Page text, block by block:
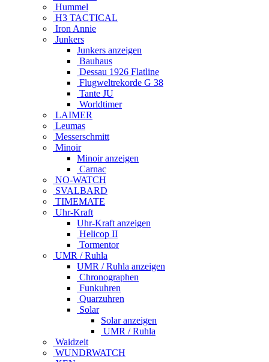
Hummel
H3 TACTICAL
Iron Annie
Junkers
Junkers anzeigen
Bauhaus
Dessau 1926 Flatline
Flugweltrekorde G 38
Tante JU
Worldtimer
LAIMER
Leumas
Messerschmitt
Minoir
Minoir anzeigen
Carnac
NO-WATCH
SVALBARD
TIMEMATE
Uhr-Kraft
Uhr-Kraft anzeigen
Helicop II
Tormentor
UMR / Ruhla
UMR / Ruhla anzeigen
Chronographen
Funkuhren
Quarzuhren
Solar
Solar anzeigen
UMR / Ruhla
Waidzeit
WUNDRWATCH